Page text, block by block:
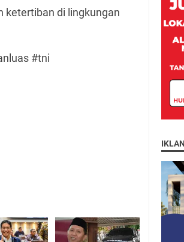
ketertiban di lingkungan
#tni